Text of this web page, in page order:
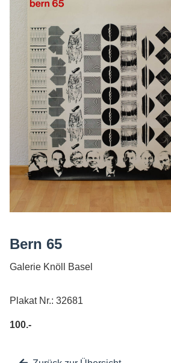
PLAKATE
KONTAKT
AGB
Bern 65
Galerie Knöll Basel
Plakat Nr.: 32681
100.-